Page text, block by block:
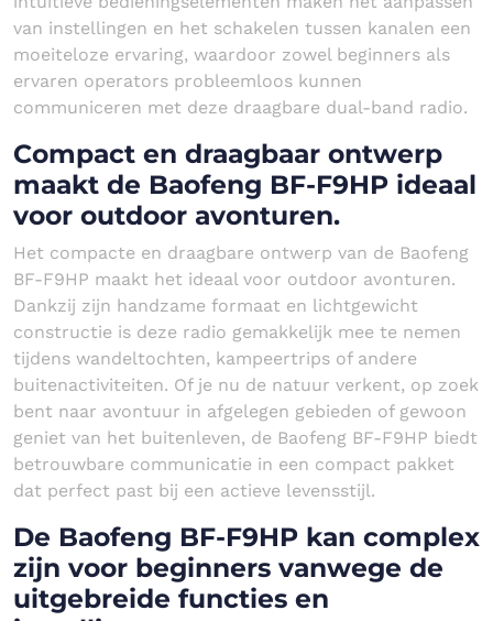
van instellingen en het schakelen tussen kanalen een
moeiteloze ervaring, waardoor zowel beginners als
ervaren operators probleemloos kunnen
communiceren met deze draagbare dual-band radio.
Compact en draagbaar ontwerp
maakt de Baofeng BF-F9HP ideaal
voor outdoor avonturen.
Het compacte en draagbare ontwerp van de Baofeng
BF-F9HP maakt het ideaal voor outdoor avonturen.
Dankzij zijn handzame formaat en lichtgewicht
constructie is deze radio gemakkelijk mee te nemen
tijdens wandeltochten, kampeertrips of andere
buitenactiviteiten. Of je nu de natuur verkent, op zoek
bent naar avontuur in afgelegen gebieden of gewoon
geniet van het buitenleven, de Baofeng BF-F9HP biedt
betrouwbare communicatie in een compact pakket
dat perfect past bij een actieve levensstijl.
De Baofeng BF-F9HP kan complex
zijn voor beginners vanwege de
uitgebreide functies en